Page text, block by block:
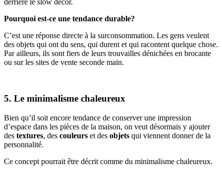
derrière le slow décor.
Pourquoi est-ce une tendance durable?
C’est une réponse directe à la surconsommation. Les gens veulent
des objets qui ont du sens, qui durent et qui racontent quelque chose.
Par ailleurs, ils sont fiers de leurs trouvailles dénichées en brocante
ou sur les sites de vente seconde main.
5. Le minimalisme chaleureux
Bien qu’il soit encore tendance de conserver une impression
d’espace dans les pièces de la maison, on veut désormais y ajouter
des textures, des couleurs et des objets qui viennent donner de la
personnalité.
Ce concept pourrait être décrit comme du minimalisme chaleureux.